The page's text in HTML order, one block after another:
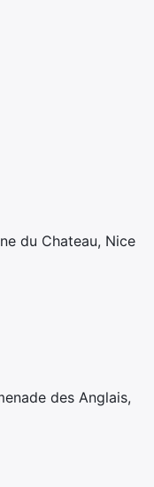
Nice
Anglais,